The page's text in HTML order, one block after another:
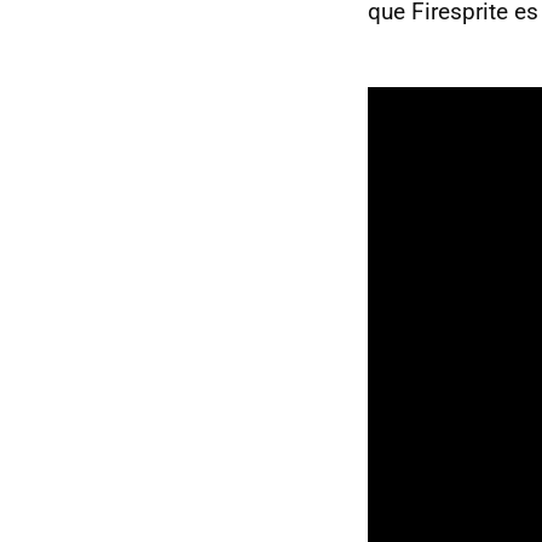
que Firesprite